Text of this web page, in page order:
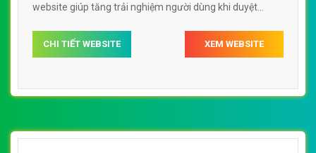
website giúp tăng trải nghiệm người dùng khi duyệt
CHI TIẾT WEBSITE XEM WEBSITE